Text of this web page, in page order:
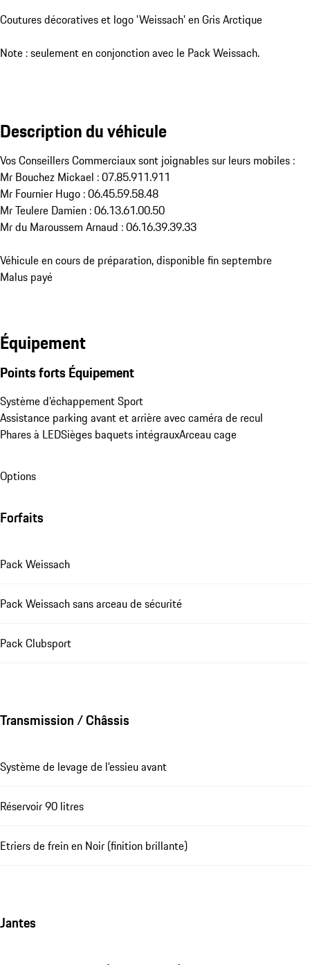
Coutures décoratives et logo 'Weissach' en Gris Arctique
Note : seulement en conjonction avec le Pack Weissach.
Description du véhicule
Vos Conseillers Commerciaux sont joignables sur leurs mobiles :
Mr Bouchez Mickael : 07.85.911.911
Mr Fournier Hugo : 06.45.59.58.48
Mr Teulere Damien : 06.13.61.00.50
Mr du Maroussem Arnaud : 06.16.39.39.33
Véhicule en cours de préparation, disponible fin septembre
Malus payé
Équipement
Points forts Équipement
Système d’échappement Sport
Assistance parking avant et arrière avec caméra de recul
Phares à LEDSièges baquets intégrauxArceau cage
Options
Forfaits
Pack Weissach
Pack Weissach sans arceau de sécurité
Pack Clubsport
Transmission / Châssis
Système de levage de l'essieu avant
Réservoir 90 litres
Etriers de frein en Noir (finition brillante)
Jantes